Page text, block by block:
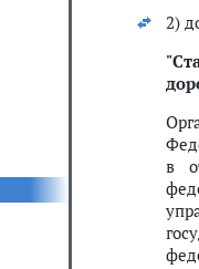
2)
"
в